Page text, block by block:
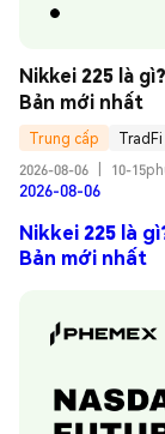
Nikkei 225 là
Bản mới nhất
Trung cấp
TradFi
2026-08-06
10-
2026-08-06
Nikkei 225 là
Bản mới nhất